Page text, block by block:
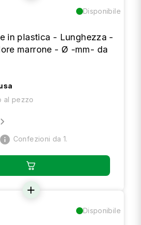
Disponibile
in plastica - Lunghezza -
marrone - Ø -mm- da
al pezzo
info Confezioni da 1.
add
Disponibile